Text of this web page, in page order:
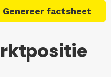
Genereer factsheet